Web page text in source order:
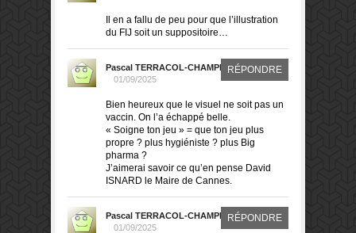
Il en a fallu de peu pour que l’illustration
du FIJ soit un suppositoire…
Pascal TERRACOL-CHAMPIN
01/09/2025
RÉPONDRE
Bien heureux que le visuel ne soit pas un
vaccin. On l’a échappé belle.
« Soigne ton jeu » = que ton jeu plus
propre ? plus hygiéniste ? plus Big
pharma ?
J’aimerai savoir ce qu’en pense David
ISNARD le Maire de Cannes.
Pascal TERRACOL-CHAMPIN
01/09/2025
RÉPONDRE